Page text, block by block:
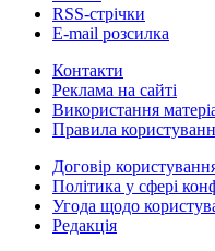
RSS-стрічки
E-mail розсилка
Контакти
Реклама на сайті
Використання
Правила
Договір
Політика у сфері
Угода щодо
Редакція